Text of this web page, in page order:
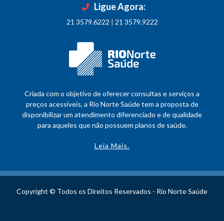
Ligue Agora:
21 3579.6222 | 21 3579.9222
Criada com o objetivo de oferecer consultas e serviços a
preços acessíveis, a Rio Norte Saúde tem a proposta de
disponibilizar um atendimento diferenciado e de qualidade
para aqueles que não possuem planos de saúde.
Leia Mais.
Copyright © Todos os Direitos Reservados - Rio Norte Saúde